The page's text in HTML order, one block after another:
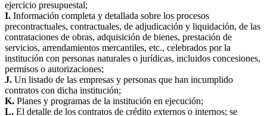
ejercicio presupuestal;
I. Información completa y detallada sobre los procesos
precontractuales, contractuales, de adjudicación y liquidación, de las
contrataciones de obras, adquisición de bienes, prestación de
servicios, arrendamientos mercantiles, etc., celebrados por la
institución con personas naturales o jurídicas, incluidos concesiones,
permisos o autorizaciones;
J. Un listado de las empresas y personas que han incumplido
contratos con dicha institución;
K. Planes y programas de la institución en ejecución;
L. El detalle de los contratos de crédito externos o internos; se